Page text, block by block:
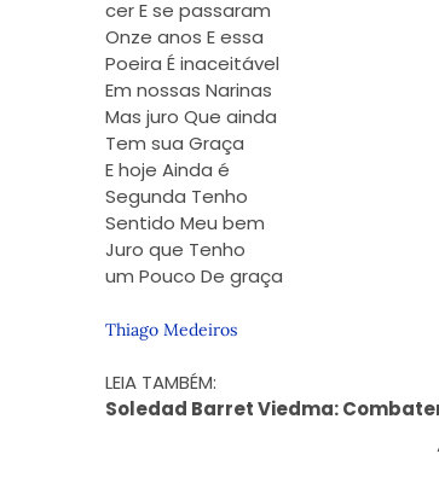
cer E se passaram
Onze anos E essa
Poeira É inaceitável
Em nossas Narinas
Mas juro Que ainda
Tem sua Graça
E hoje Ainda é
Segunda Tenho
Sentido Meu bem
Juro que Tenho
um Pouco De graça
Thiago Medeiros
LEIA TAMBÉM:
Soledad Barret Viedma: